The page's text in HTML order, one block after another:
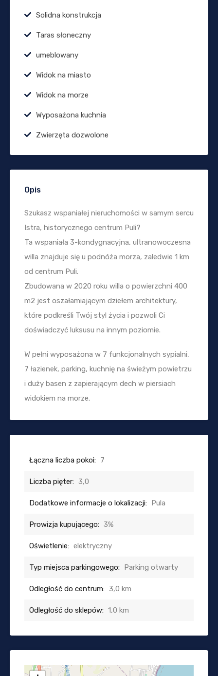
Solidna konstrukcja
Taras słoneczny
umeblowany
Widok na miasto
Widok na morze
Wyposażona kuchnia
Zwierzęta dozwolone
Opis
Szukasz wspaniałej nieruchomości w samym sercu
Istra, historycznego centrum Puli?
Ta wspaniała 3-kondygnacyjna, ultranowoczesna
willa znajduje się u podnóża morza, zaledwie 1 km
od centrum Puli.
Zbudowana w 2020 roku willa o powierzchni 400
m2 jest oszałamiającym dziełem architektury,
które podkreśli Twój styl życia i pozwoli Ci
doświadczyć luksusu na innym poziomie.
W pełni wyposażona w 7 funkcjonalnych sypialni,
7 łazienek, parking, kuchnię na świeżym powietrzu
i duży basen z zapierającym dech w piersiach
widokiem na morze.
Łączna liczba pokoi: 7
Liczba pięter: 3,0
Dodatkowe informacje o lokalizacji: Pula
Prowizja kupującego: 3%
Oświetlenie: elektryczny
Typ miejsca parkingowego: Parking otwarty
Odległość do centrum: 3,0 km
Odległość do sklepów: 1,0 km